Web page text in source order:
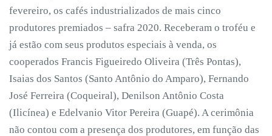
fevereiro, os cafés industrializados de mais cinco
produtores premiados – safra 2020. Receberam o troféu e
já estão com seus produtos especiais à venda, os
cooperados Francis Figueiredo Oliveira (Três Pontas),
Isaias dos Santos (Santo Antônio do Amparo), Fernando
José Ferreira (Coqueiral), Denilson Antônio Costa
(Ilicínea) e Edelvanio Vitor Pereira (Guapé). A cerimônia
não contou com a presença dos produtores, em função das